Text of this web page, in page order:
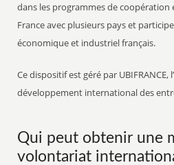
dans les programmes de coopération
France avec plusieurs pays et
économique et industriel français.
Ce dispositif est géré par UBIFRANCE,
développement international des
Qui peut obtenir une
volontariat